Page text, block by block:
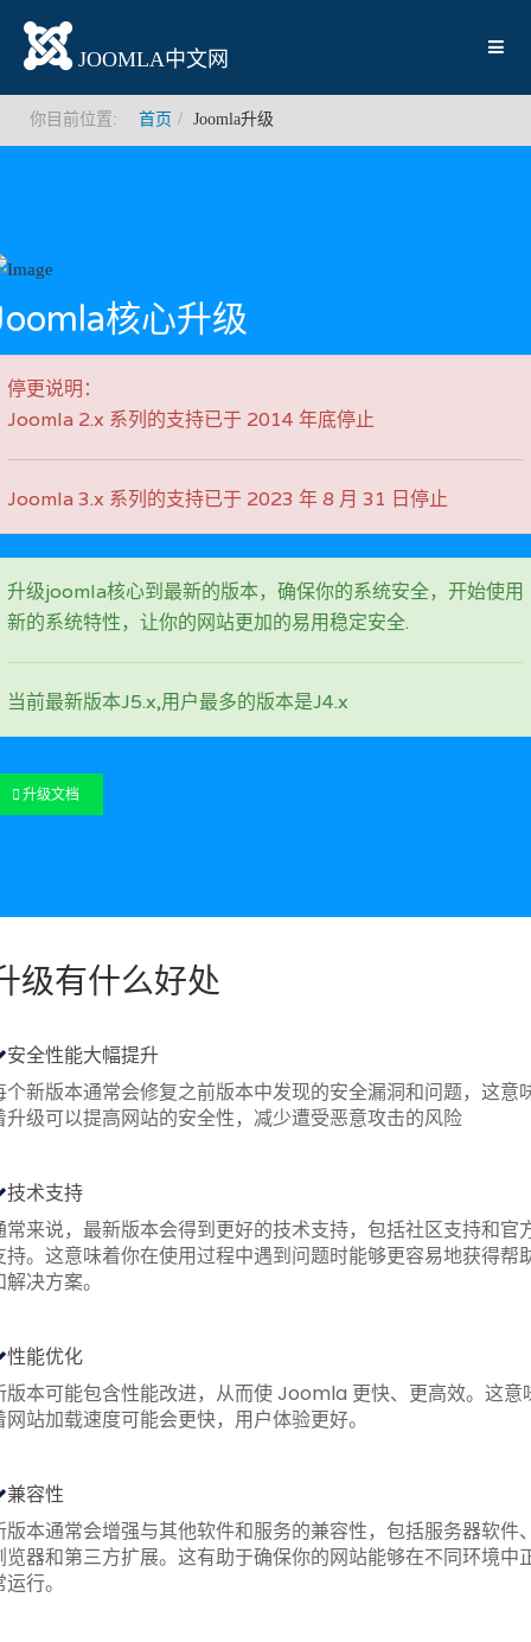
JOOMLA中文网
你目前位置: 首页 Joomla升级
核心升级
停更说明：
Joomla 2.x 系列的支持已于 2014 年底停止
Joomla 3.x 系列的支持已于 2023 年 8 月 31 日停止
升级joomla核心到最新的版本，确保你的系统安全，开始使用
新的系统特性，让你的网站更加的易用稳定安全.
当前最新版本J5.x,用户最多的版本是J4.x
升级文档
级有什么好处
安全性能大幅提升
个新版本通常会修复之前版本中发现的安全漏洞和问题，这意
升级可以提高网站的安全性，减少遭受恶意攻击的风险
技术支持
常来说，最新版本会得到更好的技术支持，包括社区支持和官
持。这意味着你在使用过程中遇到问题时能够更容易地获得帮
解决方案。
性能优化
版本可能包含性能改进，从而使 Joomla 更快、更高效。这意
网站加载速度可能会更快，用户体验更好。
兼容性
版本通常会增强与其他软件和服务的兼容性，包括服务器软件
览器和第三方扩展。这有助于确保你的网站能够在不同环境中
行。